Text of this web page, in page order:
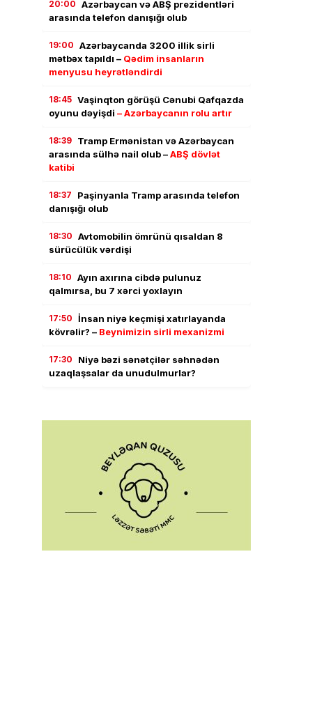
20:00 Azərbaycan və ABŞ prezidentləri
arasında telefon danışığı olub
19:00 Azərbaycanda 3200 illik sirli
mətbəx tapıldı – Qədim insanların
menyusu heyrətləndirdi
18:45 Vaşinqton görüşü Cənubi Qafqazda
oyunu dəyişdi – Azərbaycanın rolu artır
18:39 Tramp Ermənistan və Azərbaycan
arasında sülhə nail olub –ABŞ dövlət
katibi
18:37
Paşinyanla Tramp arasında telefon
danışığı olub
18:30 Avtomobilin ömrünü qısaldan 8
sürücülük vərdişi
18:10 Ayın axırına cibdə pulunuz
qalmırsa, bu 7 xərci yoxlayın
17:50 İnsan niyə keçmişi xatırlayanda
kövrəlir? – Beynimizin sirli mexanizmi
17:30
Niyə bəzi sənətçilər səhnədən
uzaqlaşsalar da unudulmurlar?